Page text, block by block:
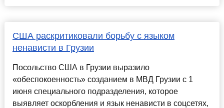
США раскритиковали борьбу с языком
ненависти в Грузии
Посольство США в Грузии выразило
«обеспокоенность» созданием в МВД Грузии с 1
июня специального подразделения, которое
выявляет оскорбления и язык ненависти в соцсетях,